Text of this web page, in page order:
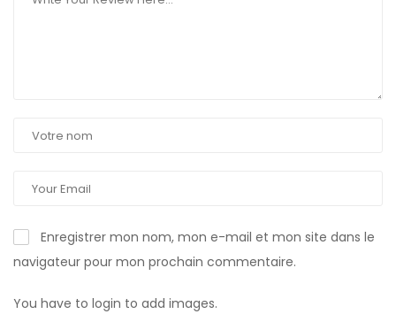
Enregistrer mon nom, mon e-mail et mon site dans le
navigateur pour mon prochain commentaire.
You have to login to add images.